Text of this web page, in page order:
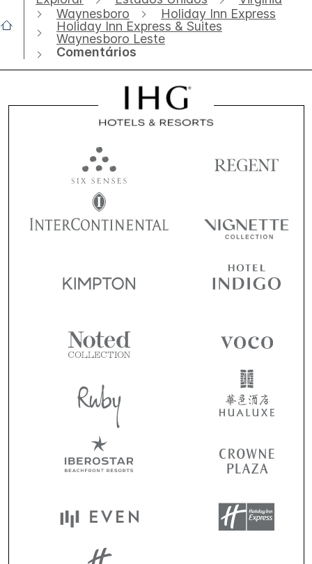
Waynesboro
Holiday Inn Express
Holiday Inn Express & Suites
Waynesboro Leste
Comentários